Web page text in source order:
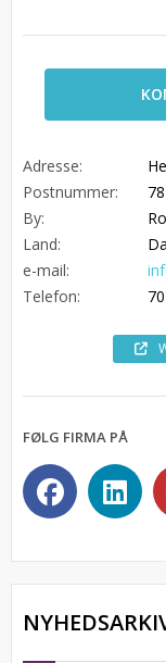
Adresse:
Postnummer:
By:
Land:
e-mail:
Telefon:
FØLG FIRMA PÅ